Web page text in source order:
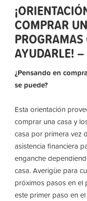
COMPRAR
AYUDARLE!
¿Pensando en
se puede?
Esta orientación
comprar una casa y
casa por primera vez
asistencia financiera
enganche
casa. Averigüe para
próximos pasos en el
este primer paso en